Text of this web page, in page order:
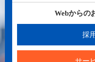
Webからの
採